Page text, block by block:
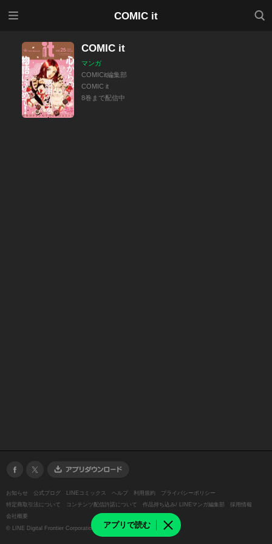
COMIC it
検索
アプリで読む
COMIC it
マンガ
COMICit編集部
COMIC it
8巻まで配信中
お知らせ 公式ブログ LINEコミックス ヘルプ 利用規約
プライバシーポリシー
特定商取引法について
コンテンツ配信許諾について 作品持ち込み/ LINEマンガ編集部
採用情報
会社概要
© LINE Digital Frontier Corporation